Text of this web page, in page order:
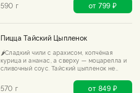
590 г от 799 ₽
Пицца Тайский Цыпленок
🌶️Сладкий чили с арахисом, копчёная
курица и ананас, а сверху — моцарелла и
сливочный соус. Тайский цыпленок не
570 г от 849 ₽